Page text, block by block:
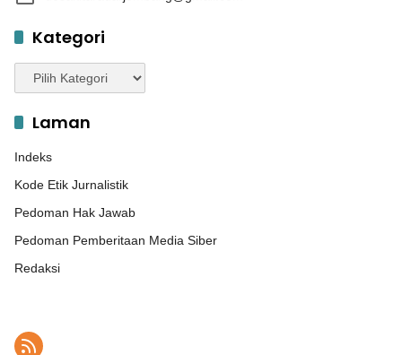
Kategori
Kategori
Laman
Indeks
Kode Etik Jurnalistik
Pedoman Hak Jawab
Pedoman Pemberitaan Media Siber
Redaksi